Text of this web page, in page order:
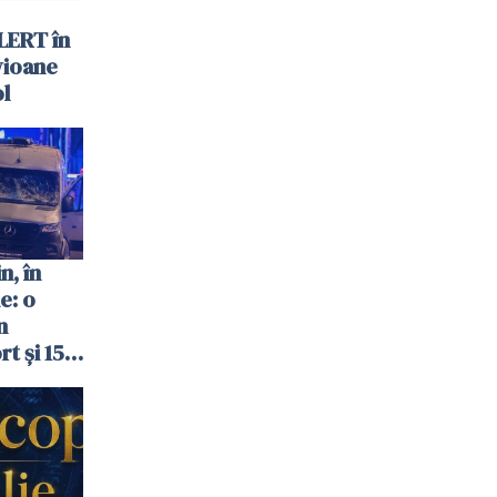
în
în
o
și 15